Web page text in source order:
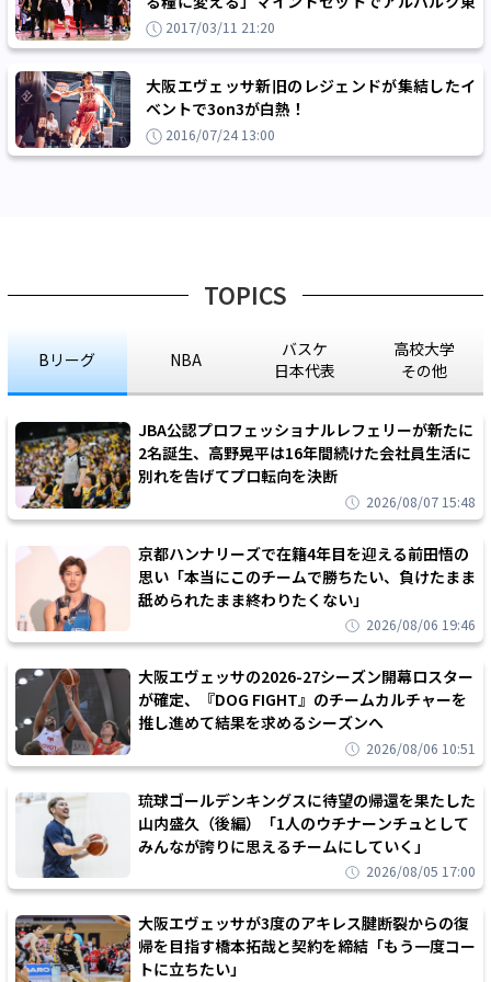
京が大阪エヴェッサに連勝
2017/03/11 21:20
大阪エヴェッサ新旧のレジェンドが集結したイ
ベントで3on3が白熱！
2016/07/24 13:00
TOPICS
Bリーグ NBA
バスケ
日本代表
高校大学
その他
JBA公認プロフェッショナルレフェリーが新たに
2名誕生、高野晃平は16年間続けた会社員生活に
別れを告げてプロ転向を決断
2026/08/07 15:48
京都ハンナリーズで在籍4年目を迎える前田悟の
思い「本当にこのチームで勝ちたい、負けたまま
舐められたまま終わりたくない」
2026/08/06 19:46
大阪エヴェッサの2026-27シーズン開幕ロスター
が確定、『DOG FIGHT』のチームカルチャーを
推し進めて結果を求めるシーズンへ
2026/08/06 10:51
琉球ゴールデンキングスに待望の帰還を果たした
山内盛久（後編）「1人のウチナーンチュとして
みんなが誇りに思えるチームにしていく」
2026/08/05 17:00
大阪エヴェッサが3度のアキレス腱断裂からの復
帰を目指す橋本拓哉と契約を締結「もう一度コー
トに立ちたい」